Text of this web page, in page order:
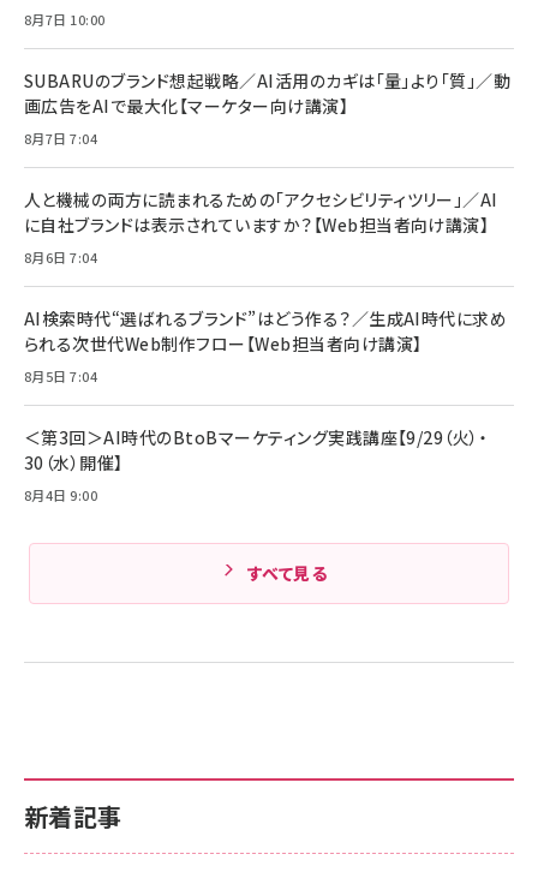
￥880
ママ投資家が育休中に１億貯めた株式投資
組織の成果を最大化する ルールのデザイン
￥1,980
Amazonランキングをもっと見る
￥6,980
全ワイヤレスイヤホン/アクティブノイズキャンセリ
技術基準適合】ブラック
￥5,990
ケーブル Anker絡まないケーブル 240W 結束バン
ド付き USB PD対応 シリコン素材採用 iPhone
17 / 16 / 15 / Galaxy iPad Pro MacBook
Pro/Air 各種対応 (1.8m ミッドナイトブラック)
￥1,890
Pro/Air 各種対応 (1.8m ミッドナイトブラック)
￥1,890
サッポロ 生ビール 黒ラベル 350ml 缶 24本 ビー
ル ケース買い【6/30応募〆切! 黒ラベルビヤセラー
￥4,857
新着記事
8月7日 10:00
SUBARUのブランド想起戦略／AI活用のカギは「量」より「質」／動
画広告をAIで最大化【マーケター向け講演】
8月7日 7:04
人と機械の両方に読まれるための「アクセシビリティツリー」／AI
に自社ブランドは表示されていますか？【Web担当者向け講演】
8月6日 7:04
AI検索時代“選ばれるブランド”はどう作る？／生成AI時代に求め
られる次世代Web制作フロー【Web担当者向け講演】
8月5日 7:04
＜第3回＞AI時代のBtoBマーケティング実践講座【9/29（火）・
30（水）開催】
8月4日 9:00
すべて見る